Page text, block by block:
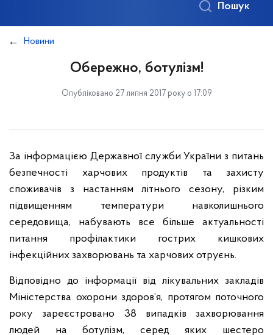
Пошук
Новини
Обережно, ботулізм!
Опубліковано 27 липня 2017 року о 17:09
За інформацією Державної служби України з питань
безпечності харчових продуктів та захисту
споживачів з настанням літнього сезону, різким
підвищенням температури навколишнього
середовища, набувають все більше актуальності
питання профілактики гострих кишкових
інфекційних захворювань та харчових отруєнь.
Відповідно до інформації від лікувальних закладів
Міністерства охорони здоров’я, протягом поточного
року зареєстровано 38 випадків захворювання
людей на ботулізм, серед яких шестеро